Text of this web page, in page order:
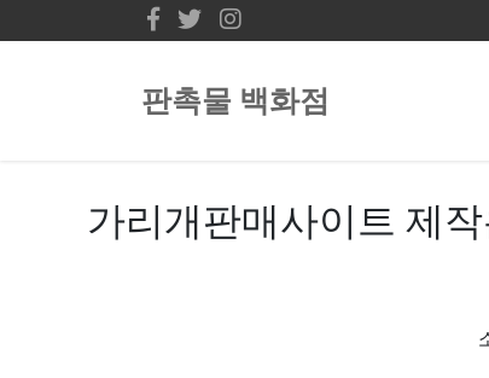
판촉물 백화점
가리개판매사이트 제